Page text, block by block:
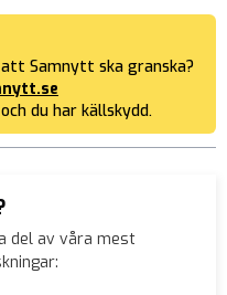
Samnytt ska granska?
du har källskydd.
del av våra mest